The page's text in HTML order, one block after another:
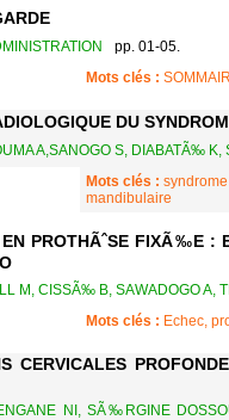
pp. 01-05.
Mots clés :
DU
A,SANOGO S, DIABATÃ‰
Mots clés :
mandibulaire
PROTHÃˆSE FIXÃ‰E :
M, CISSÃ‰ B, SAWADOGO A,
Mots clés : Echec,
CERVICALES
NI, SÃ‰RGINE